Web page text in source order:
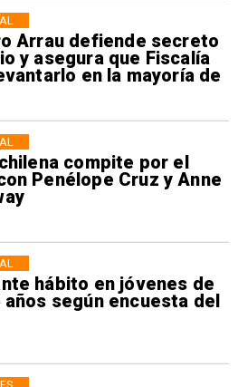
Arrau defiende secreto
y asegura que Fiscalía
en la mayoría de
compite por el
Penélope Cruz y Anne
hábito en jóvenes de
años según encuesta del